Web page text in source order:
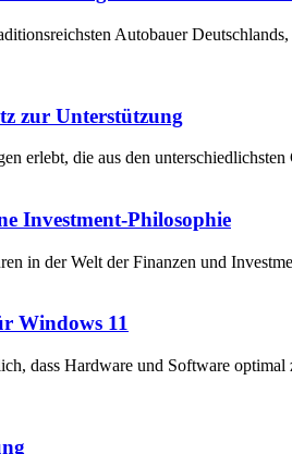
Autobauer
zur Unterstützung
erlebt, die aus den
Investment-Philosophie
in der Welt der Finanzen und
Windows 11
dass Hardware und Software